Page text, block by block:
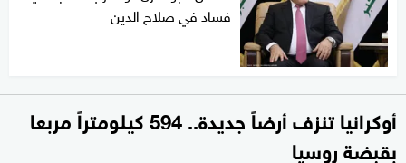
فساد في صلاح الدين
أوكرانيا تنزف أرضاً جديدة.. 594 كيلومتراً مربعا
بقبضة روسيا